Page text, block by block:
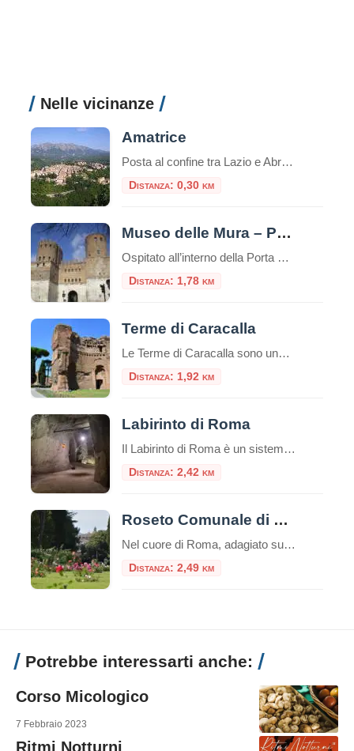
Nelle vicinanze
Amatrice
Posta al confine tra Lazio e Abruzzo, si trova Amatrice (955 s.l.m.). Il territorio si articola in un altipiano centrale, tra i 900 e i 1000 metri, ospitante il lago Scandarello e le numerose frazioni che le fanno da contorno.
Distanza: 0,30 km
Museo delle Mura – Porta San Sebastiano
Ospitato all’interno della Porta San Sebastiano delle mura Aureliane, il Museo delle Mura è stato realizzato nel 1990 ed offre ai visitatori un itinerario didattico che ripercorre la storia delle fortificazioni della città, dall’età regia e re
Distanza: 1,78 km
Terme di Caracalla
Le Terme di Caracalla sono uno dei siti archeologici più importanti e impressionanti di Roma, Italia.Queste terme furono costruite durante il regno dell’imperatore romano Caracalla, il cui nome è associato al loro nome.La costruzione delle Terme di Caracalla iniziò nel 212 d.C. e fu completata nel 216 d.C. durante i regni degli imperatori Settimio Severo […]
Distanza: 1,92 km
Labirinto di Roma
Il Labirinto di Roma è un sistema di gallerie sotterranee che si estende per circa 5 km, di cui 1,5 km sono accessibili al pubblico tramite visite guidate a piedi o in bicicletta. Queste gallerie furono originariamente scavate a partire dal I secolo d.C. per l’estrazione di materiali da costruzione, come la pozzolana, utilizzati nella […]
Distanza: 2,42 km
Roseto Comunale di Roma
Nel cuore di Roma, adagiato sulle dolci pendici del colle Aventino, si nasconde un gioiello di rara bellezza: il Roseto Comunale. Lontano dal trambusto del centro, questo incantevole giardino offre una vista mozzafiato che spazia dal Circo Massimo ai resti del Palatino, regalando un’esperienza sensoriale unica tra i profumi e i colori di oltre mille […]
Distanza: 2,49 km
Potrebbe interessarti anche:
Corso Micologico
7 Febbraio 2023
Ritmi Notturni